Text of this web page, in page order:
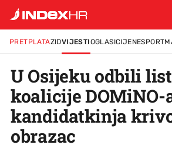
PRETPLATAZIDVIJESTIOGLASICIJENESPORT
U Osijeku odbili
koalicije DOMiNO-
kandidatkinja
obrazac